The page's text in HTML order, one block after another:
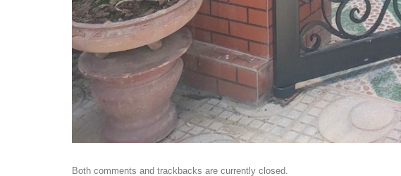
Both comments and trackbacks are currently closed.